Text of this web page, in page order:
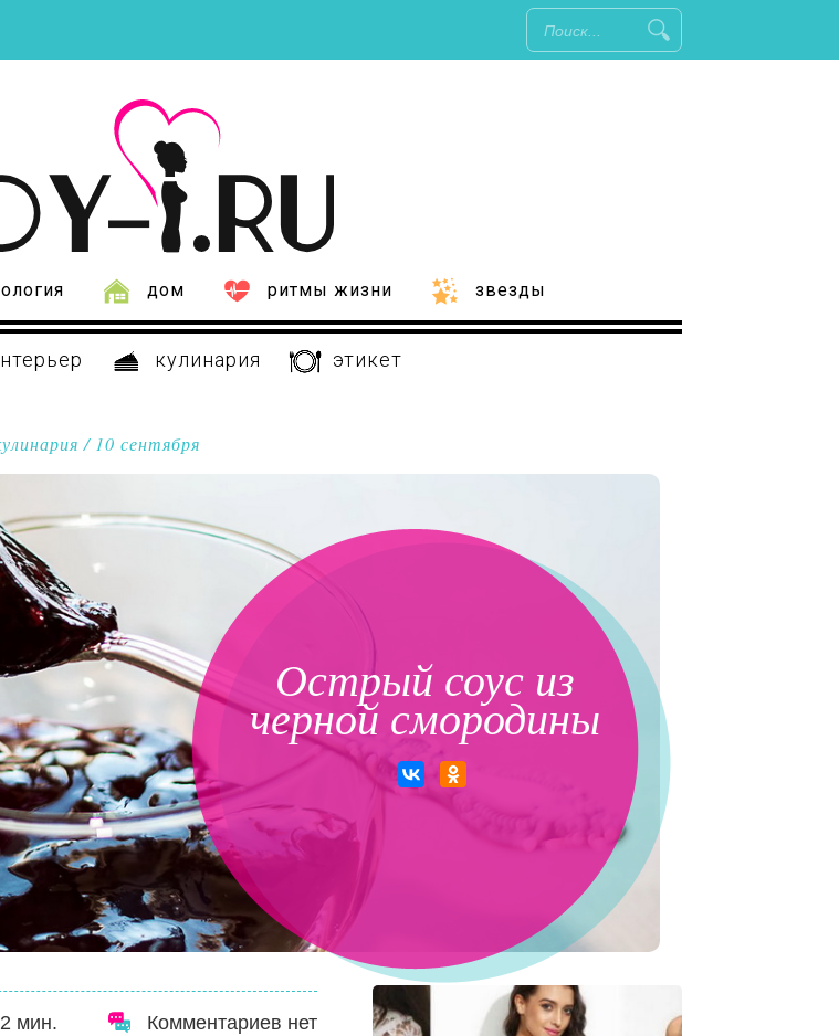
дом ритмы жизни звезды
кулинария этикет
/ 10 сентября
Острый соус из
черной смородины
2 мин. Комментариев нет